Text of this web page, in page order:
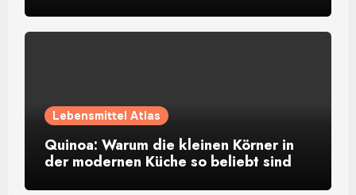
Lebensmittel Atlas
Quinoa: Warum die kleinen Körner in
der modernen Küche so beliebt sind